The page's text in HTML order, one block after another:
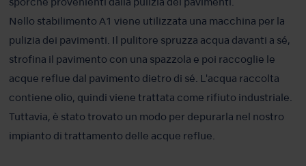
sporche provenienti dalla pulizia dei pavimenti.
Nello stabilimento A1 viene utilizzata una macchina per la
pulizia dei pavimenti. Il pulitore spruzza acqua davanti a sé,
strofina il pavimento con una spazzola e poi raccoglie le
acque reflue dal pavimento dietro di sé. L'acqua raccolta
contiene olio, quindi viene trattata come rifiuto industriale.
Tuttavia, è stato trovato un modo per depurarla nel nostro
impianto di trattamento delle acque reflue.